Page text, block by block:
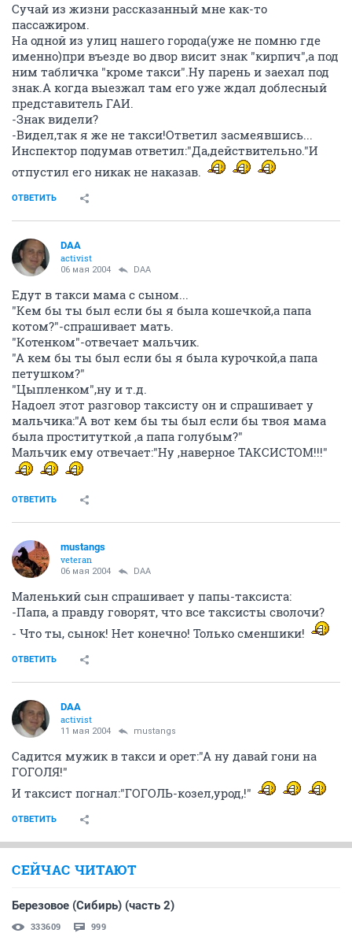
Сучай из жизни рассказанный мне как-то
пассажиром.
На одной из улиц нашего города(уже не помню где
именно)при въезде во двор висит знак "кирпич",а под
ним табличка "кроме такси".Ну парень и заехал под
знак.А когда выезжал там его уже ждал доблесный
представитель ГАИ.
-Знак видели?
-Видел,так я же не такси!Ответил засмеявшись...
Инспектор подумав ответил:"Да,действительно."И
отпустил его никак не наказав.
ОТВЕТИТЬ
DAA
activist
06 мая 2004 DAA
Едут в такси мама с сыном...
"Кем бы ты был если бы я была кошечкой,а папа
котом?"-спрашивает мать.
"Котенком"-отвечает мальчик.
"А кем бы ты был если бы я была курочкой,а папа
петушком?"
"Цыпленком",ну и т.д.
Надоел этот разговор таксисту он и спрашивает у
мальчика:"А вот кем бы ты был если бы твоя мама
была проституткой ,а папа голубым?"
Мальчик ему отвечает:"Ну ,наверное ТАКСИСТОМ!!!"
ОТВЕТИТЬ
mustangs
veteran
06 мая 2004 DAA
Маленький сын спрашивает у папы-таксиста:
-Папа, а правду говорят, что все таксисты сволочи?
- Что ты, сынок! Нет конечно! Только сменшики!
ОТВЕТИТЬ
DAA
activist
11 мая 2004 mustangs
Садится мужик в такси и орет:"А ну давай гони на
ГОГОЛЯ!"
И таксист погнал:"ГОГОЛЬ-козел,урод,!"
ОТВЕТИТЬ
СЕЙЧАС ЧИТАЮТ
Березовое (Сибирь) (часть 2)
333609 999